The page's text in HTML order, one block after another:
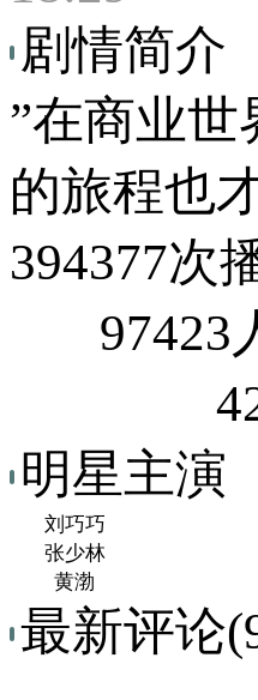
剧情简介
”在商业世
的旅程也
394377次
97423
明星主演
刘巧巧
张少林
黄渤
最新评论